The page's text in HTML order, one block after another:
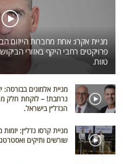
מניית אקרו: אחת מחברות הייזום
פרויקטים רחבי היקף באזורי
טווח.
מניית אלמוגים בבורסה:
נרחבת! – לוקחת חלק
הנדל״ן בישראל.
מניית קרסו נדל״ן:
שורשים ותיקים